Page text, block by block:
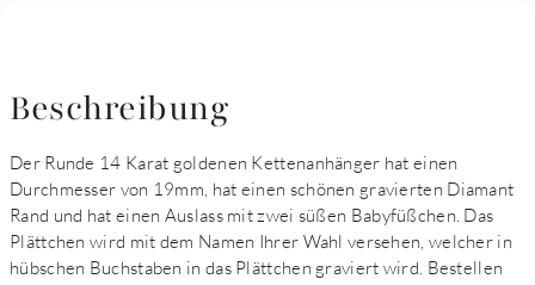
Beschreibung
Der Runde 14 Karat goldenen Kettenanhänger hat einen
Durchmesser von 19mm, hat einen schönen gravierten Diamant
Rand und hat einen Auslass mit zwei süßen Babyfüßchen. Das
Plättchen wird mit dem Namen Ihrer Wahl versehen, welcher in
hübschen Buchstaben in das Plättchen graviert wird. Bestellen